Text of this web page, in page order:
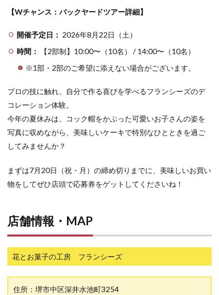
【Wチャンス：バックヤードツアー詳細】
開催予定日： 2026年8月22日（土）
時間：
【2部制】10:00〜（10名） / 14:00〜（10名）
※1部・2部のご希望に添えない場合がございます。
プロの技に触れ、自分で作る喜びを学べるフランシーズのデ
コレーション体験。
今年の夏休みは、コック帽をかぶった可愛いお子さんの姿を
写真に収めながら、美味しいケーキで特別なひとときを過ご
してみませんか？
まずは7月20日（祝・月）の締め切りまでに、美味しいお買い
物をしてぜひ店頭で応募券をゲットしてくださいね！
店舗情報・MAP
花とお菓子の工房 フランシーズ
住所：堺市中区深井水池町3254